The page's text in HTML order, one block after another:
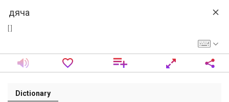
Dictionary